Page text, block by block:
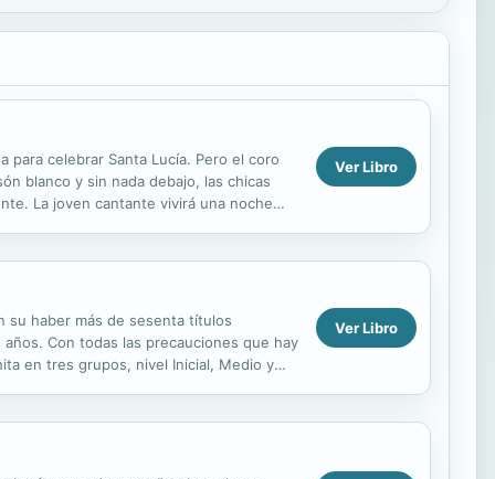
para celebrar Santa Lucía. Pero el coro
blanco y sin nada debajo, las chicas
La joven cantante vivirá una noche
Ver Libro
su haber más de sesenta títulos
Con todas las precauciones que hay
en tres grupos, nivel Inicial, Medio y
Ver Libro